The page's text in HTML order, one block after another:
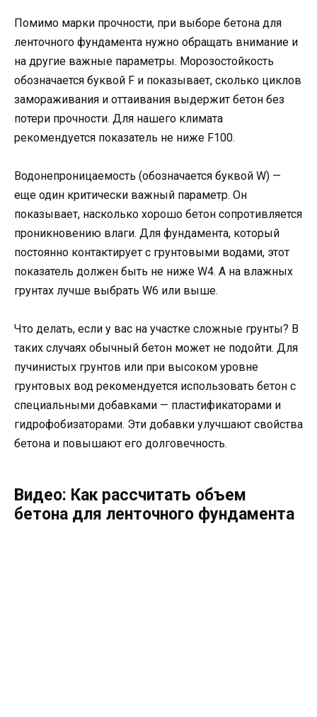
Помимо марки прочности, при выборе бетона для
ленточного фундамента нужно обращать внимание и
на другие важные параметры. Морозостойкость
обозначается буквой F и показывает, сколько циклов
замораживания и оттаивания выдержит бетон без
потери прочности. Для нашего климата
рекомендуется показатель не ниже F100.
Водонепроницаемость (обозначается буквой W) —
еще один критически важный параметр. Он
показывает, насколько хорошо бетон сопротивляется
проникновению влаги. Для фундамента, который
постоянно контактирует с грунтовыми водами, этот
показатель должен быть не ниже W4. А на влажных
грунтах лучше выбрать W6 или выше.
Что делать, если у вас на участке сложные грунты? В
таких случаях обычный бетон может не подойти. Для
пучинистых грунтов или при высоком уровне
грунтовых вод рекомендуется использовать бетон с
специальными добавками — пластификаторами и
гидрофобизаторами. Эти добавки улучшают свойства
бетона и повышают его долговечность.
Видео: Как рассчитать объем
бетона для ленточного фундамента